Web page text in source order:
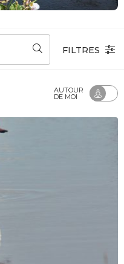
FILTRES
AUTOUR
DE MOI